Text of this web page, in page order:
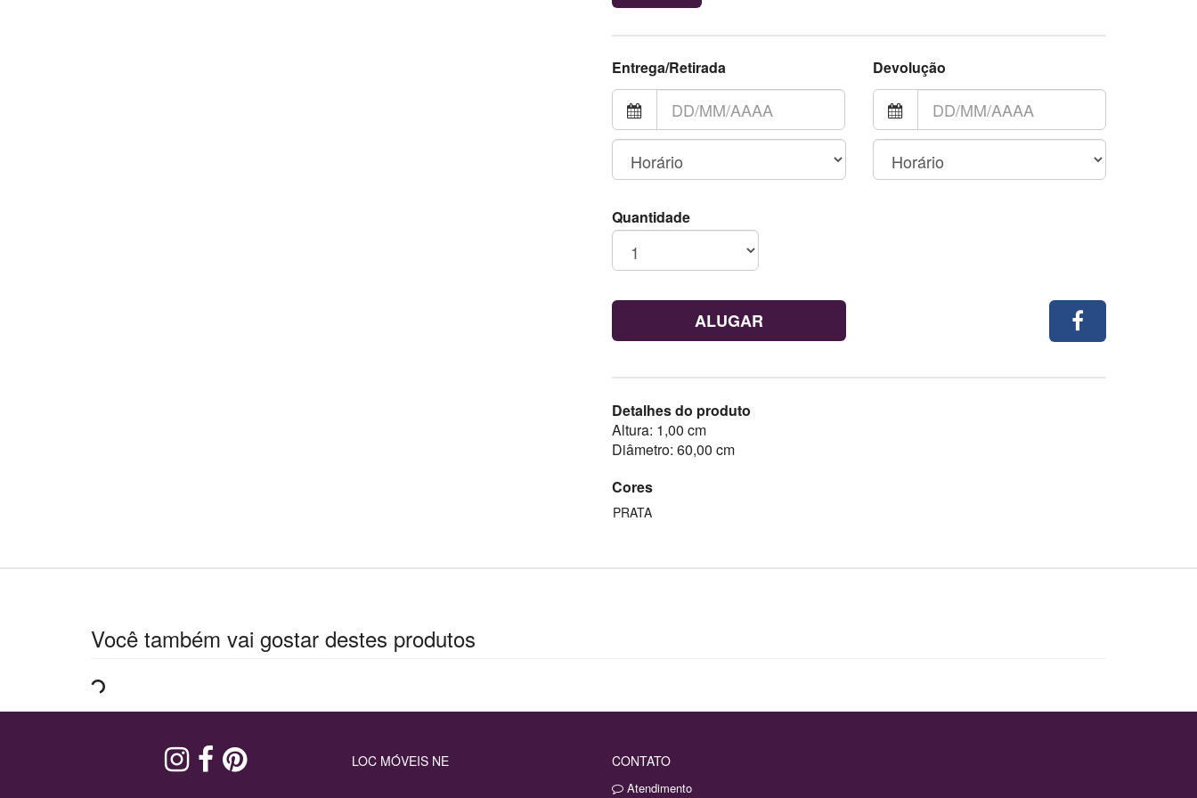
Entrega/Retirada Devolução
Quantidade
ALUGAR
Detalhes do produto
Altura: 1,00 cm
Diâmetro: 60,00 cm
Cores
PRATA
Você também vai gostar destes produtos
LOC MÓVEIS NE CONTATO
Atendimento